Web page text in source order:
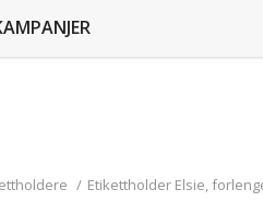
/ Etikettholder Elsie,